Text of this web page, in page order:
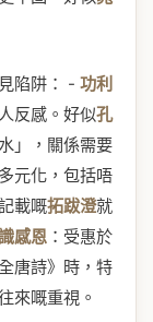
陷阱： - 功利
反感。好似孔
」，關係需要
元化，包括唔
載嘅拓跋澄就
感恩 ：受惠於
唐詩》時，特
來嘅重視。